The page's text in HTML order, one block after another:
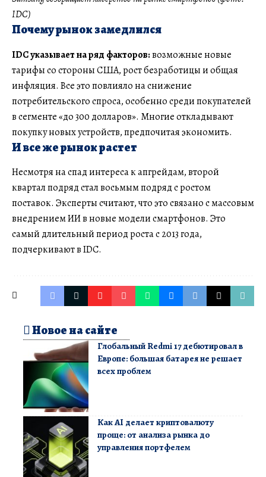
IDC)
Почему рынок замедлился
IDC указывает на ряд факторов:возможные новые
тарифы со стороны США, рост безработицы и общая
инфляция. Все это повлияло на снижение
потребительского спроса, особенно среди покупателей
в сегменте «до 300 долларов». Многие откладывают
покупку новых устройств, предпочитая экономить.
И все же рынок растет
Несмотря на спад интереса к апгрейдам, второй
квартал подряд стал восьмым подряд с ростом
поставок. Эксперты считают, что это связано с массовым
внедрением ИИ в новые модели смартфонов. Это
самый длительный период роста с 2013 года,
подчеркивают в IDC.
Новое на сайте
Глобальный Redmi 17 дебютировал в
Европе: большая батарея не решает
всех проблем
Как AI делает криптовалюту
проще: от анализа рынка до
управления портфелем